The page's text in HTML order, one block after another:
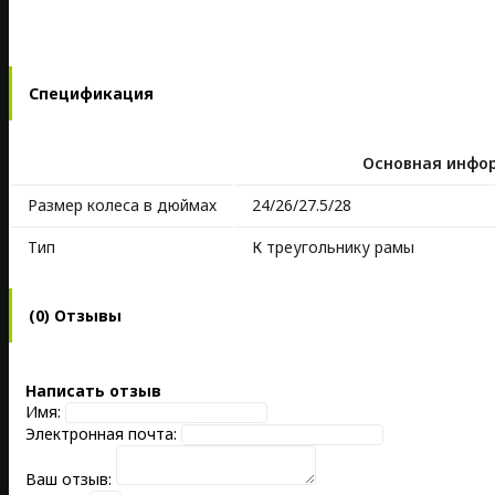
Спецификация
Основная
Размер колеса в дюймах
24/26/27.5/28
Тип
К треугольнику рамы
(0) Отзывы
Написать отзыв
Имя:
Электронная почта:
Ваш отзыв: